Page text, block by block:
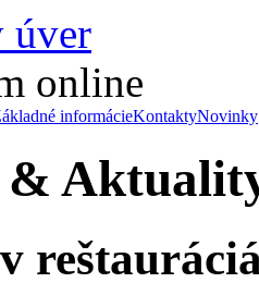
úver
online
informácieKontaktyNovinky
&